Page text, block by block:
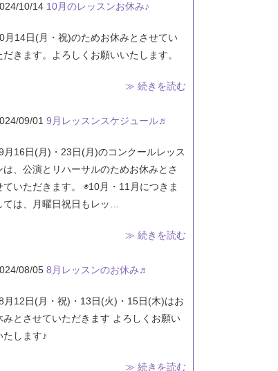
10/14 10月のレッスンお休み♪
月14日(月・祝)のためお休みとさせてい
だきます。よろしくお願いいたします。
≫ 続きを読む
09/01 9月レッスンスケジュール♬
月16日(月)・23日(月)のコンクールレッス
は、公演とリハーサルのためお休みとさ
ていただきます。 ◉10月・11月につきま
ては、月曜日祝日もレッ…
≫ 続きを読む
08/05 8月レッスンのお休み♬
月12日(月・祝)・13日(火)・15日(木)はお
みとさせていただきます よろしくお願い
たします♪
≫ 続きを読む